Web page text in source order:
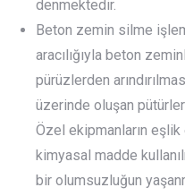
denmektedir.
Beton zemin silme
aracılığıyla beton
pürüzlerden
üzerinde oluşan
Özel ekipmanların
kimyasal madde
bir olumsuzluğun